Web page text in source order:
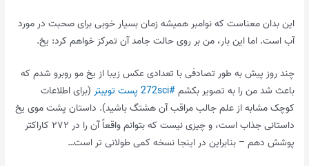
این بدان معناست که نوامبر همیشه زمان بسیار خوبی برای صحبت در مورد
آب است. اما این بار، من بر روی حالت جامد آن تمرکز خواهم کرد: یخ.
چند روز پیش به طور تصادفی با تعدادی عکس زیبا از یخ مو روبرو شدم که
باعث شد من را به تصویر بکشم#272sci پست توییتر
(برای اطلاعات
کوچک مشابه از علم جالب مراقب آن هشتگ باشید). داستان پشت موی یخ
داستانی جذاب است، و چیزی نیست که بتوانم واقعاً آن را در ۲۷۲ کاراکتر
پوشش دهم – بنابراین در اینجا نسخه کمی طولانی تر است…